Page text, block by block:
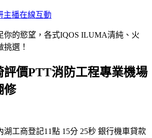
主播在線互動
你的慾望，各式IQOS ILUMA清純、火
選！
評價PTT消防工程專業機場
修
工商登記11點 15分 25秒 銀行機車貸款